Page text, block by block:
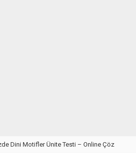
Dini Motifler Ünite Testi – Online Çöz